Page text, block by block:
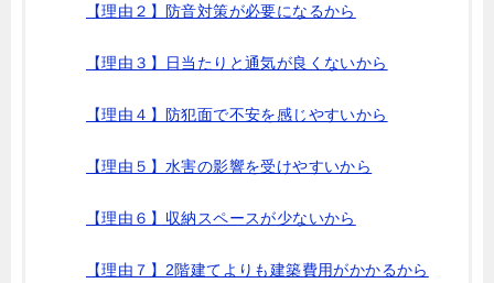
【理由２】防音対策が必要になるから
【理由３】日当たりと通気が良くないから
【理由４】防犯面で不安を感じやすいから
【理由５】水害の影響を受けやすいから
【理由６】収納スペースが少ないから
【理由７】2階建てよりも建築費用がかかるから